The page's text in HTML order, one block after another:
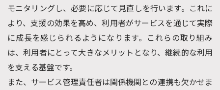
モニタリングし、必要に応じて見直しを行います。これに
より、支援の効果を高め、利用者がサービスを通じて実際
に成長を感じられるようになります。これらの取り組み
は、利用者にとって大きなメリットとなり、継続的な利用
を支える基盤です。
また、サービス管理責任者は関係機関との連携も欠かせま